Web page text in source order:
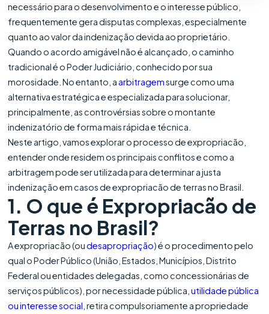
necessário para o desenvolvimento e o interesse público,
frequentemente gera disputas complexas, especialmente
quanto ao valor da indenização devida ao proprietário.
Quando o acordo amigável não é alcançado, o caminho
tradicional é o Poder Judiciário, conhecido por sua
morosidade. No entanto, a arbitragemsurge como uma
alternativa estratégica e especializada para solucionar,
principalmente, as controvérsias sobre o montante
indenizatório de forma mais rápida e técnica.
Neste artigo, vamos explorar o processo de expropriacão,
entender onde residem os principais conflitos e como a
arbitragem pode ser utilizada para determinar a justa
indenização em casos de expropriacão de terras no Brasil.
1. O que é Expropriacão de
Terras no Brasil?
A expropriacão (oudesapropriação) é o procedimento pelo
qual o Poder Público (União, Estados, Municípios, Distrito
Federal ou entidades delegadas, como concessionárias de
serviços públicos), por necessidade pública,utilidade pública
ou interesse social , retira compulsoriamente a propriedade